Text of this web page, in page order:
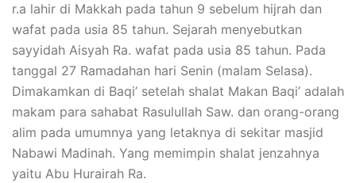
r.a lahir di Makkah pada tahun 9 sebelum hijrah dan
wafat pada usia 85 tahun. Sejarah menyebutkan
sayyidah Aisyah Ra. wafat pada usia 85 tahun. Pada
tanggal 27 Ramadahan hari Senin (malam Selasa).
Dimakamkan di Baqi’ setelah shalat Makan Baqi’ adalah
makam para sahabat Rasulullah Saw. dan orang-orang
alim pada umumnya yang letaknya di sekitar masjid
Nabawi Madinah. Yang memimpin shalat jenzahnya
yaitu Abu Hurairah Ra.